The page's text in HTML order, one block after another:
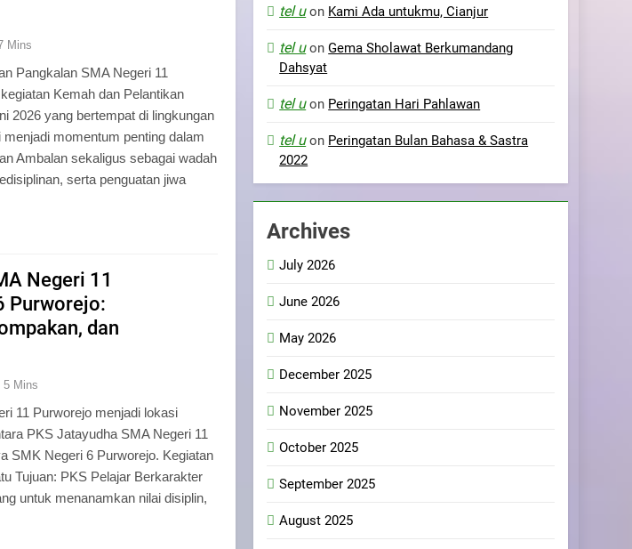
Mins
Pangkalan SMA Negeri 11
Kemah dan Pelantikan
2026 yang bertempat di lingkungan
momentum penting dalam
Ambalan sekaligus sebagai wadah
serta penguatan jiwa
Negeri 11
Purworejo:
dan
5 Mins
11 Purworejo menjadi lokasi
PKS Jatayudha SMA Negeri 11
SMK Negeri 6 Purworejo. Kegiatan
Tujuan: PKS Pelajar Berkarakter
untuk menanamkan nilai disiplin,
tel uon Kami Ada untukmu, Cianjur
tel uonGema Sholawat Berkumandang
Dahsyat
tel uon Peringatan Hari Pahlawan
tel uon Peringatan Bulan Bahasa & Sastra
2022
Archives
July 2026
June 2026
May 2026
December 2025
November 2025
October 2025
September 2025
August 2025